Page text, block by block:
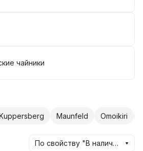
чайники
Maunfeld Omoikiri
По свойству "В наличии" (убывание)